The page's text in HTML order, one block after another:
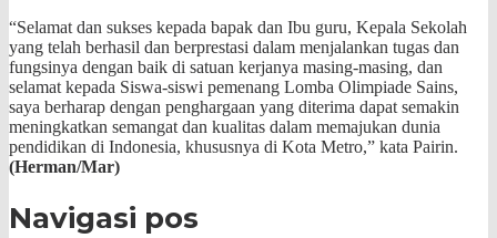
“Selamat dan sukses kepada bapak dan Ibu guru, Kepala Sekolah
yang telah berhasil dan berprestasi dalam menjalankan tugas dan
fungsinya dengan baik di satuan kerjanya masing-masing, dan
selamat kepada Siswa-siswi pemenang Lomba Olimpiade Sains,
saya berharap dengan penghargaan yang diterima dapat semakin
meningkatkan semangat dan kualitas dalam memajukan dunia
pendidikan di Indonesia, khususnya di Kota Metro,” kata Pairin.
(Herman/Mar)
Navigasi pos